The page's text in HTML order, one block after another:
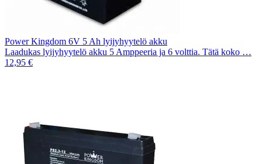
Power Kingdom 6V 5 Ah lyijyhyytelö akku
Laadukas lyijyhyytelö akku 5 Amppeeria ja 6 volttia. Tätä koko …
12,95 €